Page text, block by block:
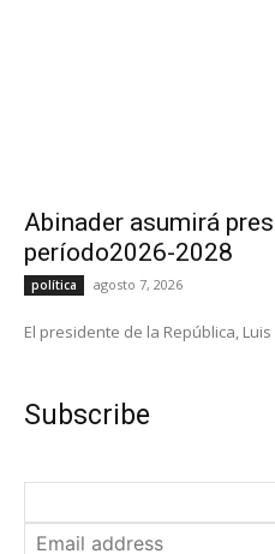
Abinader asumirá
período2026-2028
política agosto 7, 2026
El presidente de la República,
Subscribe